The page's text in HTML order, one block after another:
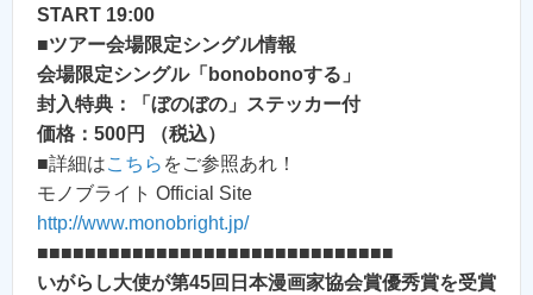
START 19:00
■ツアー会場限定シングル情報
会場限定シングル「bonobonoする」
封入特典：「ぼのぼの」ステッカー付
価格：500円 （税込）
■詳細はこちら をご参照あれ！
モノブライト Official Site
http://www.monobright.jp/
■■■■■■■■■■■■■■■■■■■■■■■■■■■■■■
いがらし大使が第45回日本漫画家協会賞優秀賞を受賞